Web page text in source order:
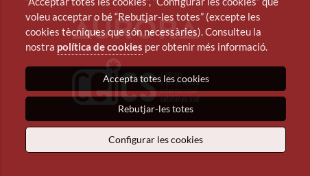
voleu acceptar o bé “Rebutjar-les totes” (excepte les
cookies tècniques que són necessàries). Consulteu la
nostra política de cookies per obtenir més informació.
Accepta totes les cookies
Rebutjar-les totes
Configurar les cookies